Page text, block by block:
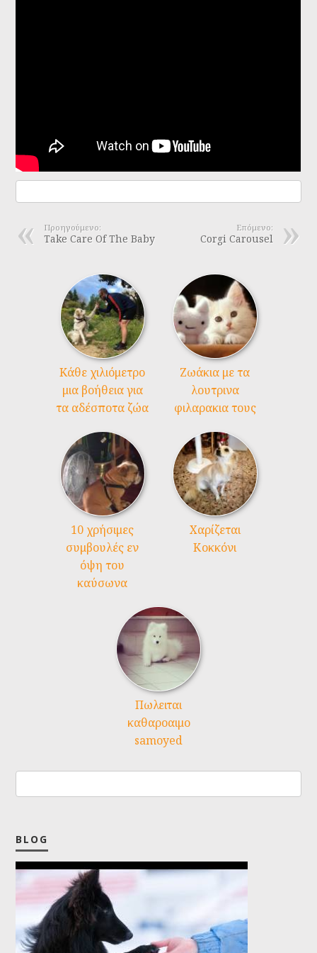
Επόμενο:
Corgi Carousel
Προηγούμενο:
Take Care Of The Baby
Kάθε χιλιόμετρο
μια βοήθεια για
τα αδέσποτα ζώα
Ζωάκια με τα
λουτρινα
φιλαρακια τους
10 χρήσιμες
συμβουλές εν
όψη του
καύσωνα
Χαρίζεται
Κοκκόνι
Πωλειται
καθαροαιμο
samoyed
BLOG